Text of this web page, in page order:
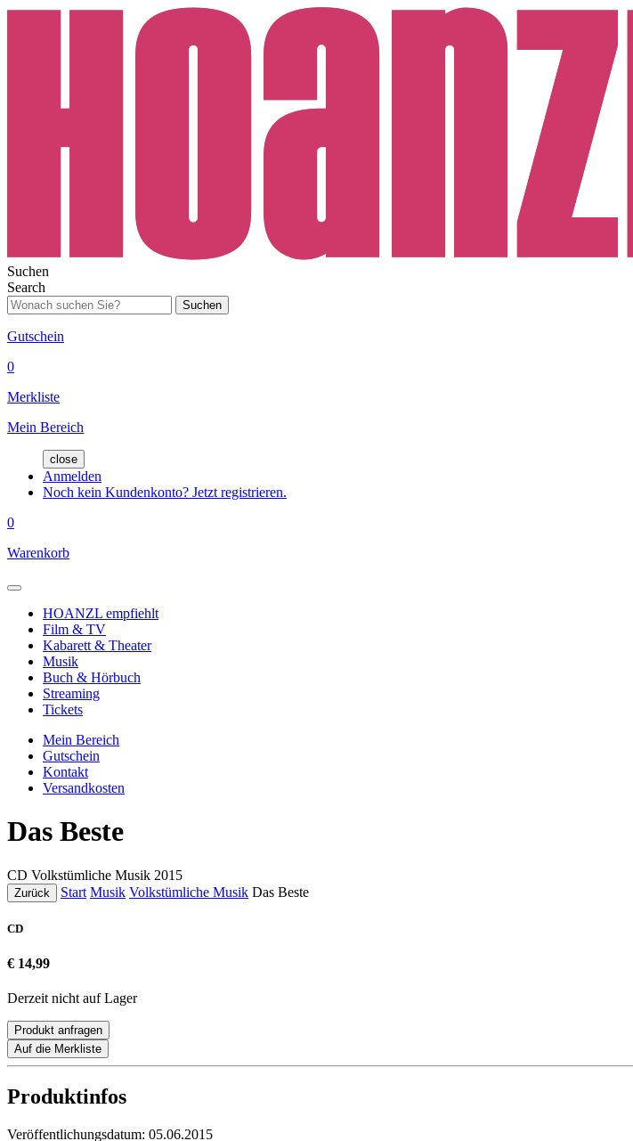
Suchen
Search
Suchen
Gutschein
0
Merkliste
Mein Bereich
close
Anmelden
Noch kein Kundenkonto? Jetzt registrieren.
0
Warenkorb
HOANZL empfiehlt
Film & TV
Kabarett & Theater
Musik
Buch & Hörbuch
Streaming
Tickets
Mein Bereich
Gutschein
Kontakt
Versandkosten
Das Beste
CD Volkstümliche Musik 2015
Zurück Start Musik Volkstümliche Musik Das Beste
CD
€ 14,99
Derzeit nicht auf Lager
Produkt anfragen
Auf die Merkliste
Produktinfos
Veröffentlichungsdatum: 05.06.2015